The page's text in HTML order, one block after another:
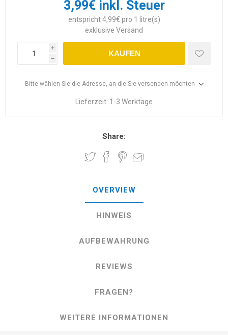
3,99€ inkl. Steuer
entspricht 4,99€ pro 1 litre(s)
exklusive Versand
i
h
KAUFEN
Bitte wählen Sie die Adresse, an die Sie versenden möchten
Lieferzeit: 1-3 Werktage
Share:
OVERVIEW
HINWEIS
AUFBEWAHRUNG
REVIEWS
FRAGEN?
WEITERE INFORMATIONEN